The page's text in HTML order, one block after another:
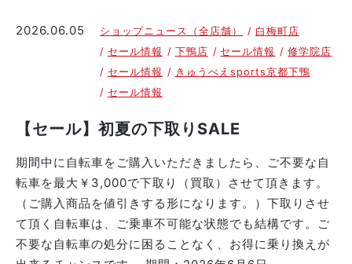
2026.06.05 ショップニュース（全店舗）
白梅町店
セール情報
下鴨店 セール情報
修学院店
セール情報
きゅうべえsports京都下鴨
セール情報
【セール】初夏の下取りSALE
期間中に自転車をご購入いただきましたら、ご不要な自
転車を最大￥3,000で下取り（買取）させて頂きます。
（ご購入商品を値引きする形になります。）下取りさせ
て頂く自転車は、ご乗車不可能な状態でも結構です。ご
不要な自転車の処分に困ることなく、お得に乗り換えが